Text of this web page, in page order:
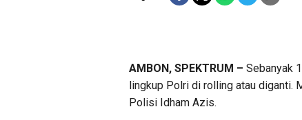
AMBON, SPEKTRUM – Sebanyak
lingkup Polri di rolling atau diganti.
Polisi Idham Azis.